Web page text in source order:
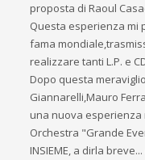
proposta di Raoul
Questa esperienza mi
fama
realizzare tanti L.P. e
Dopo questa
Giannarelli,Mauro
una nuova esperienza
Orchestra "Grande
INSIEME, a dirla